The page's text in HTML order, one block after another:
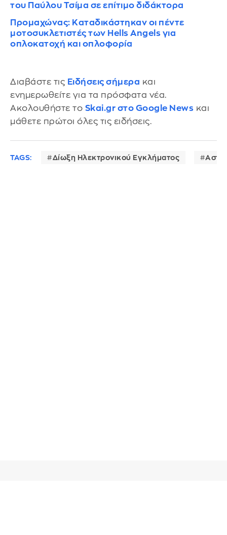
του Παύλου Τσίμα σε επίτιμο διδάκτορα
Προμαχώνας: Καταδικάστηκαν οι πέντε
μοτοσυκλετιστές των Hells Angels για
οπλοκατοχή και οπλοφορία
Διαβάστε τις Ειδήσεις σήμερα και
ενημερωθείτε για τα πρόσφατα νέα.
Ακολουθήστε το Skai.gr στο Google News και
μάθετε πρώτοι όλες τις ειδήσεις.
TAGS: Δίωξη Ηλεκτρονικού Εγκλήματος